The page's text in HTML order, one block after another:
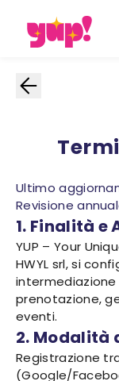
Ultimo
Revisione
1. Finalità e
YUP – Your
HWYL srl, si
prenotazione,
eventi.
2. Modalità
Registrazione
(Google/